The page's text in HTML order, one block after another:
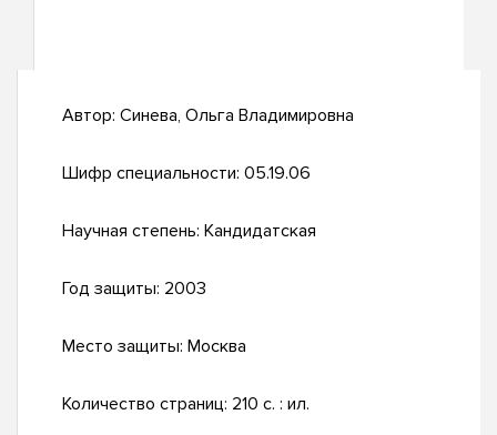
Автор: Синева, Ольга Владимировна
Шифр специальности: 05.19.06
Научная степень: Кандидатская
Год защиты: 2003
Место защиты: Москва
Количество страниц: 210 с. : ил.